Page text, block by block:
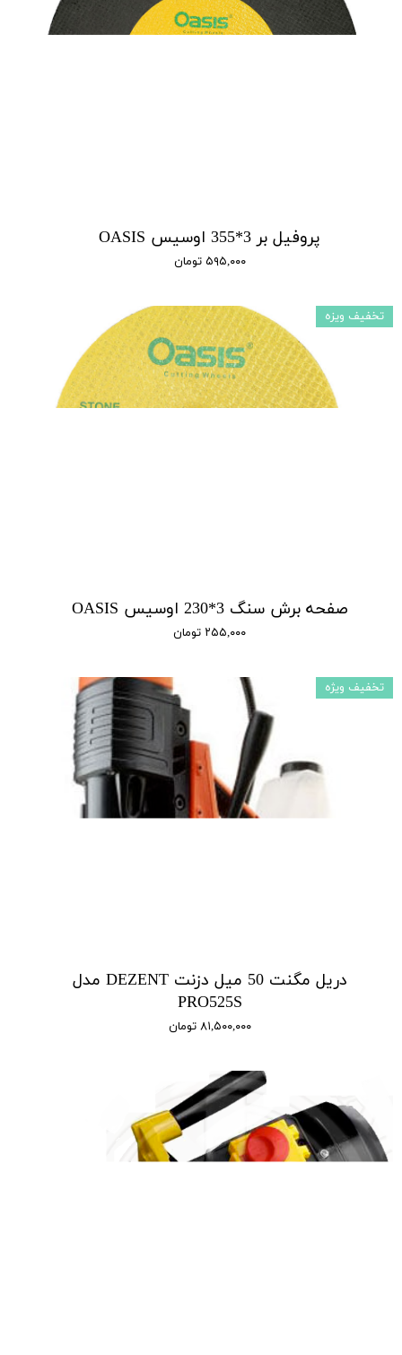
پروفیل بر 3*355 اوسیس OASIS
۵۹۵,۰۰۰ تومان
صفحه برش سنگ 3*230 اوسیس OASIS
۲۵۵,۰۰۰ تومان
تخفیف ویزه
دریل مگنت 50 میل دزنت DEZENT مدل
PRO525S
۸۱,۵۰۰,۰۰۰ تومان
تخفیف ویژه